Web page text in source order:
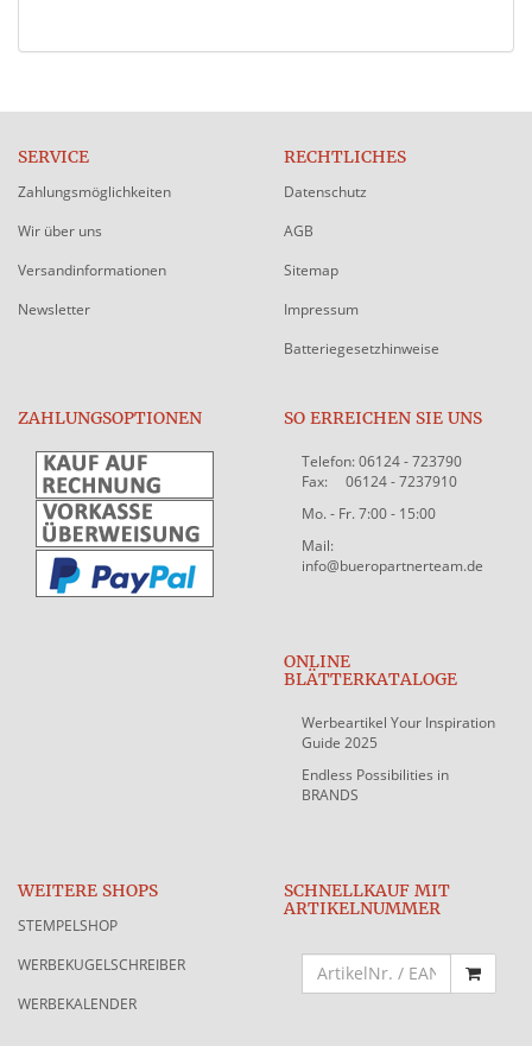
SERVICE
Zahlungsmöglichkeiten
Wir über uns
Versandinformationen
Newsletter
RECHTLICHES
Datenschutz
AGB
Sitemap
Impressum
Batteriegesetzhinweise
ZAHLUNGSOPTIONEN SO ERREICHEN SIE UNS
Telefon: 06124 - 723790
Fax: 06124 - 7237910
Mo. - Fr. 7:00 - 15:00
Mail:
info@bueropartnerteam.de
ONLINE
BLÄTTERKATALOGE
Werbeartikel Your Inspiration
Guide 2025
Endless Possibilities in
BRANDS
WEITERE SHOPS
STEMPELSHOP
WERBEKUGELSCHREIBER
WERBEKALENDER
SCHNELLKAUF MIT
ARTIKELNUMMER